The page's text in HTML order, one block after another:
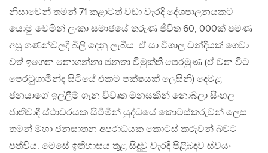
නිසාවෙන් තමන් 71 කළාටත් වඩා වැරදි දේශපාලනයකට
යොමු වෙමින් ලංකා සමාජයේ තරුණ ජීවිත 60, 000ක් පමණ
අසූ ගණන්වලදී බිලි දෙනු ලැබීය. ඒ සා විශාල වන්දියක් ගෙවා
වත් ඉගෙන නොගන්නා ජනතා විමුක්ති පෙරමුණ (ඒ වන විට
පෙරටුගාමීන්ද සිටියේ එකම පක්ෂයක් ලෙසිනි) දෙමළ
ජනයාගේ ඉල්ලීම් ගැන විවෘත මනසකින් නොබලා සිංහල
ජාතිවාදී ස්ථාවරයක සිටිමින් යුද්ධයේ කොටස්කරුවන් ලෙස
තමන් මහා ජනඝාතන අපරාධයක කොටස් කරුවන් බවට
පත්විය. මෙසේ ඉතිහාසය තුළ සිදුවු වැරදි පිළිබඳව ස්වයං